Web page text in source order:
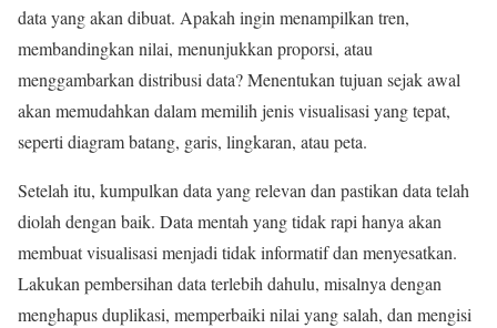
data yang akan dibuat. Apakah ingin menampilkan tren,
membandingkan nilai, menunjukkan proporsi, atau
menggambarkan distribusi data? Menentukan tujuan sejak awal
akan memudahkan dalam memilih jenis visualisasi yang tepat,
seperti diagram batang, garis, lingkaran, atau peta.
Setelah itu, kumpulkan data yang relevan dan pastikan data telah
diolah dengan baik. Data mentah yang tidak rapi hanya akan
membuat visualisasi menjadi tidak informatif dan menyesatkan.
Lakukan pembersihan data terlebih dahulu, misalnya dengan
menghapus duplikasi, memperbaiki nilai yang salah, dan mengisi